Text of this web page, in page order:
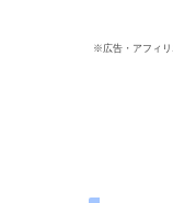
※広告・アフィリ